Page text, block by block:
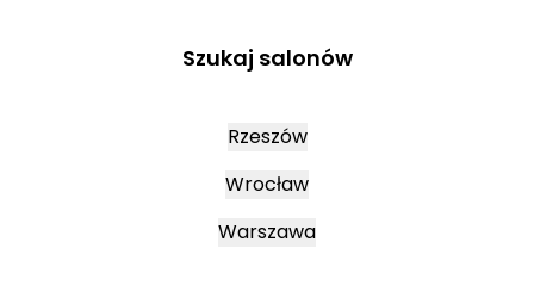
Szukaj salonów
Rzeszów
Wrocław
Warszawa